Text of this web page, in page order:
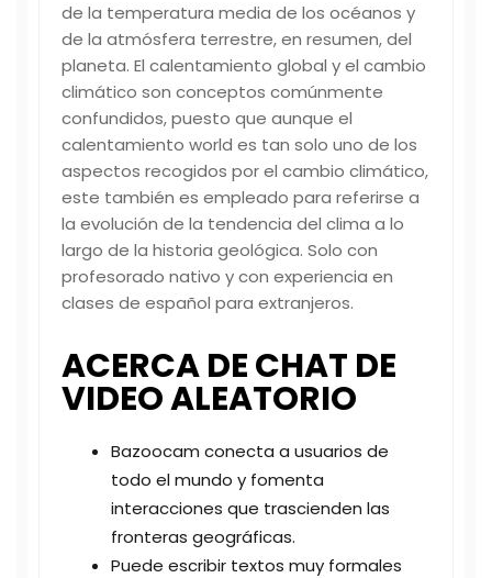
de la temperatura media de los océanos y
de la atmósfera terrestre, en resumen, del
planeta. El calentamiento global y el cambio
climático son conceptos comúnmente
confundidos, puesto que aunque el
calentamiento world es tan solo uno de los
aspectos recogidos por el cambio climático,
este también es empleado para referirse a
la evolución de la tendencia del clima a lo
largo de la historia geológica. Solo con
profesorado nativo y con experiencia en
clases de español para extranjeros.
ACERCA DE CHAT DE
VIDEO ALEATORIO
Bazoocam conecta a usuarios de
todo el mundo y fomenta
interacciones que trascienden las
fronteras geográficas.
Puede escribir textos muy formales